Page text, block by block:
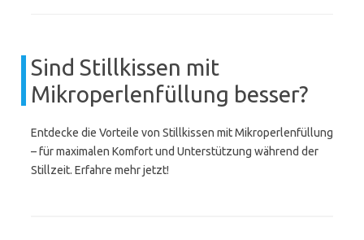
Sind Stillkissen mit
Mikroperlenfüllung besser?
Entdecke die Vorteile von Stillkissen mit Mikroperlenfüllung
– für maximalen Komfort und Unterstützung während der
Stillzeit. Erfahre mehr jetzt!